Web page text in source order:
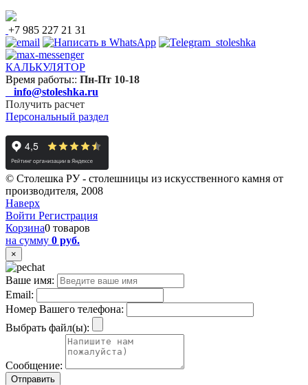
+7 985 227 21 31
КАЛЬКУЛЯТОР
Время работы:: Пн-Пт 10-18
info@stoleshka.ru
Получить расчет
Персональный раздел
© Столешка РУ - столешницы из искусственного камня от
производителя, 2008
Наверх
Войти Регистрация
Корзина0 товаров
на сумму 0 руб.
×
Ваше имя:
Email:
Номер Вашего телефона:
Выбрать файл(ы):
Сообщение: